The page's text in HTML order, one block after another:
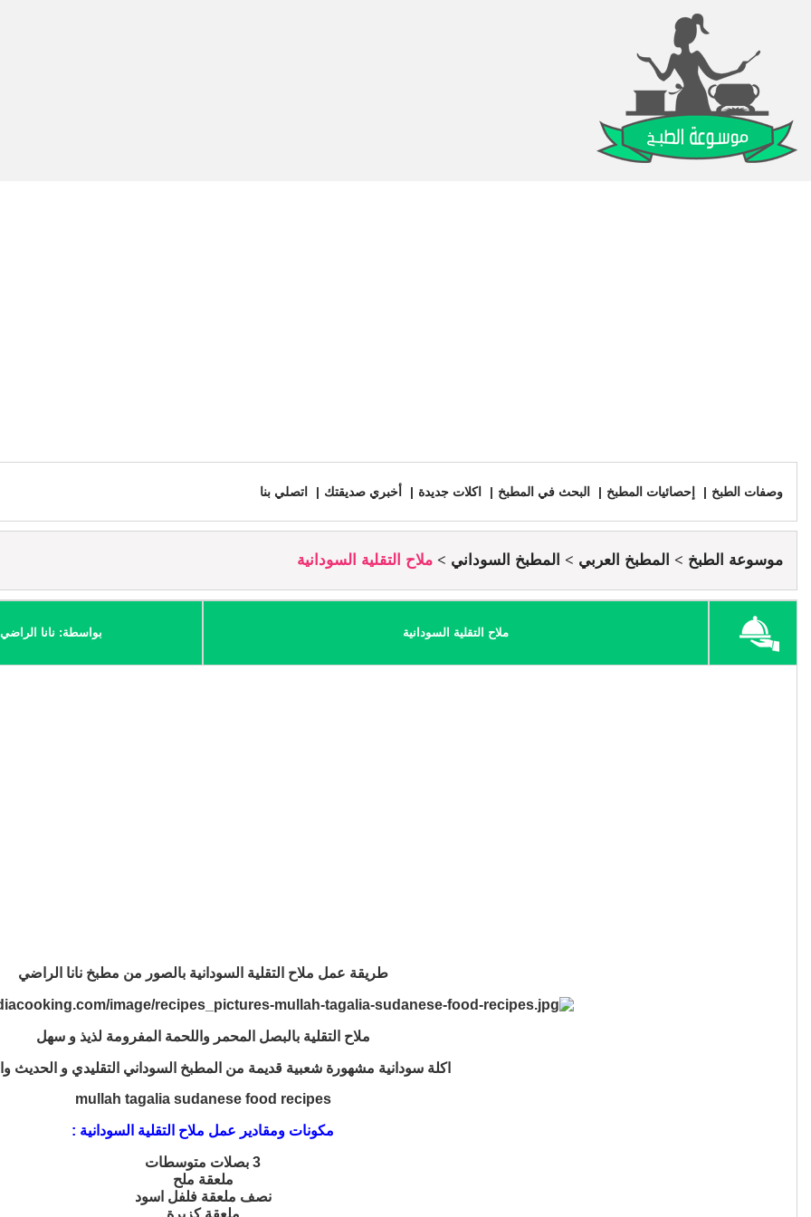
وصفات الطبخ إحصائيات المطبخ البحث في المطبخ اكلات جديدة أخبري صديقتك اتصلي بنا
موسوعة الطبخ المطبخ العربي المطبخ السوداني ملاح التقلية السودانية
ملاح التقلية السودانية بواسطة: نانا الراضي
طريقة عمل ملاح التقلية السودانية بالصور من مطبخ نانا الراضي
ملاح التقلية بالبصل المحمر واللحمة المفرومة لذيذ و سهل
اكلة سودانية مشهورة شعبية قديمة من المطبخ السوداني التقليدي و الحديث
mullah tagalia sudanese food recipes
مكونات ومقادير عمل ملاح التقلية السودانية :
3 بصلات متوسطات
ملعقة ملح
نصف ملعقة فلفل اسود
ملعقة كزبرة